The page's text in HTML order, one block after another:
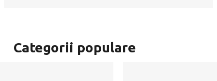
Categorii populare